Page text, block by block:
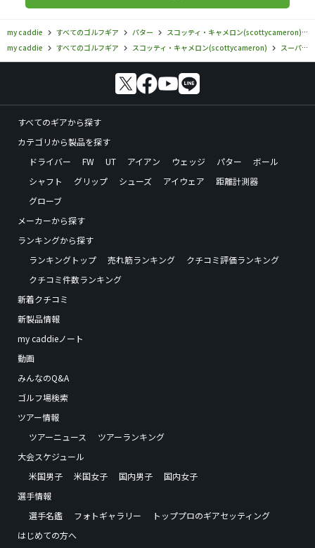
my caddie すべてのゴルフギア パター
スコッティ・キャメロン(scottycameron)
my caddie
すべてのゴルフギア スコッティ・キャメロン(scottycameron) スーパーセレクト
すべてのギアから探す
カテゴリから製品を探す
ドライバー
FW UT アイアン ウェッジ パター
ボール
シャフト
グリップ シューズ アイウェア
距離計測器
グローブ
メーカーから探す
ランキングから探す
ランキングトップ
売れ筋ランキング
クチコミ評価ランキング
クチコミ件数ランキング
新着クチコミ
新製品情報
my caddieノート
動画
みんなのQ&A
ゴルフ場検索
ツアー情報
ツアーニュース
ツアーランキング
大会スケジュール
米国男子
米国女子 国内男子
国内女子
選手情報
選手名鑑
フォトギャラリー
トッププロのギアセッティング
はじめての方へ